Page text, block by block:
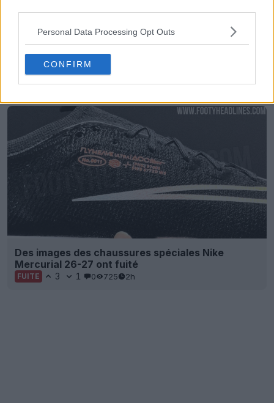
Personal Data Processing Opt Outs
CONFIRM
L'histoire des baskets - Archives des chaussures
de foot
OFFICIEL Sneaker Legacy
Des images des chaussures spéciales Nike
Mercurial 26-27 ont fuité
FUITE 3 1 0 725 2h